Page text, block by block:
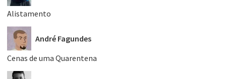
Alistamento
André Fagundes
Cenas de uma Quarentena